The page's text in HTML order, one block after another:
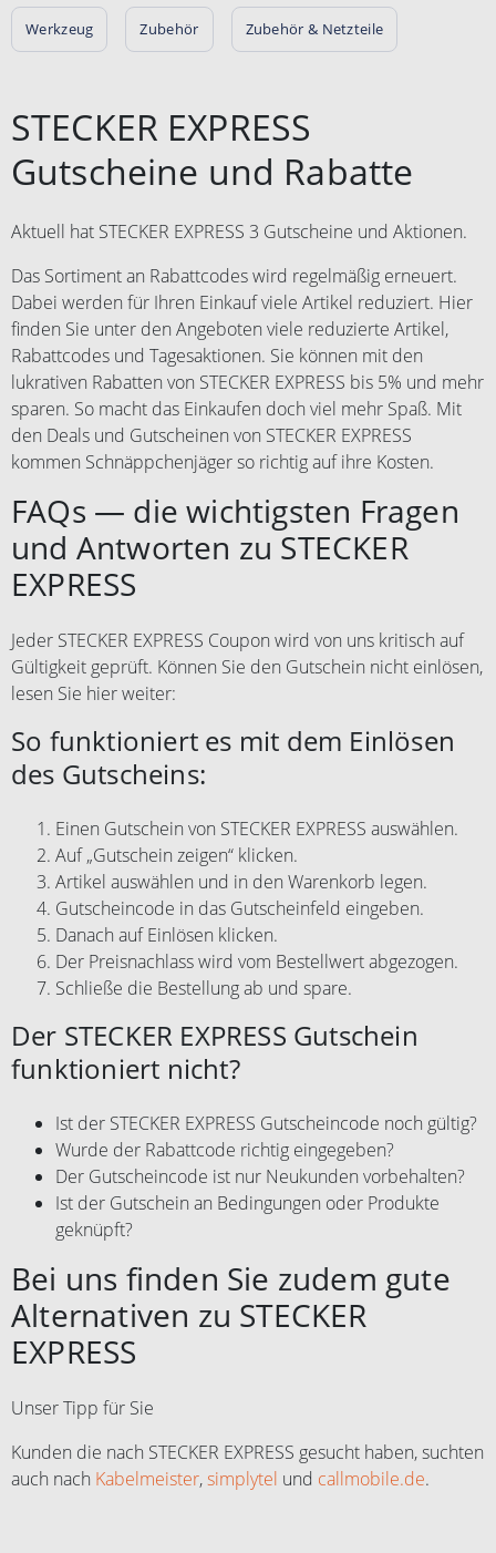
Werkzeug Zubehör Zubehör & Netzteile
STECKER EXPRESS
Gutscheine und Rabatte
Aktuell hat STECKER EXPRESS 3 Gutscheine und Aktionen.
Das Sortiment an Rabattcodes wird regelmäßig erneuert.
Dabei werden für Ihren Einkauf viele Artikel reduziert. Hier
finden Sie unter den Angeboten viele reduzierte Artikel,
Rabattcodes und Tagesaktionen. Sie können mit den
lukrativen Rabatten von STECKER EXPRESS bis 5% und mehr
sparen. So macht das Einkaufen doch viel mehr Spaß. Mit
den Deals und Gutscheinen von STECKER EXPRESS
kommen Schnäppchenjäger so richtig auf ihre Kosten.
FAQs — die wichtigsten Fragen
und Antworten zu STECKER
EXPRESS
Jeder STECKER EXPRESS Coupon wird von uns kritisch auf
Gültigkeit geprüft. Können Sie den Gutschein nicht einlösen,
lesen Sie hier weiter:
So funktioniert es mit dem Einlösen
des Gutscheins:
Einen Gutschein von STECKER EXPRESS auswählen.
Auf „Gutschein zeigen“ klicken.
Artikel auswählen und in den Warenkorb legen.
Gutscheincode in das Gutscheinfeld eingeben.
Danach auf Einlösen klicken.
Der Preisnachlass wird vom Bestellwert abgezogen.
Schließe die Bestellung ab und spare.
Der STECKER EXPRESS Gutschein
funktioniert nicht?
Ist der STECKER EXPRESS Gutscheincode noch gültig?
Wurde der Rabattcode richtig eingegeben?
Der Gutscheincode ist nur Neukunden vorbehalten?
Ist der Gutschein an Bedingungen oder Produkte
geknüpft?
Bei uns finden Sie zudem gute
Alternativen zu STECKER
EXPRESS
Unser Tipp für Sie
Kunden die nach STECKER EXPRESS gesucht haben, suchten
auch nach Kabelmeister,simplytel und callmobile.de.